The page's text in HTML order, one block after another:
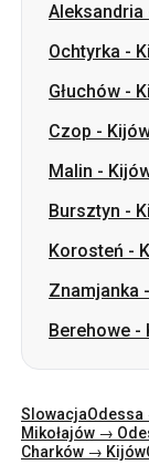
Aleksandria
Ochtyrka -
Głuchów -
Czop -
Malin -
Bursztyn -
Korosteń -
Znamjanka -
Berehowe -
SlowacjaOdessa
Mikołajów →
Charków → Kijów